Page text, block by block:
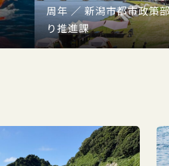
周年 ／ 新潟市都市政策
り推進課